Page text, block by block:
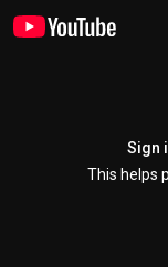
Sign
This helps